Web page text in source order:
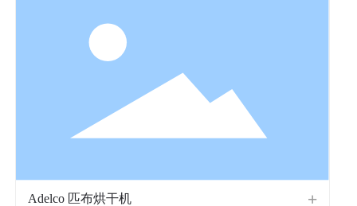
Adelco 匹布烘干机